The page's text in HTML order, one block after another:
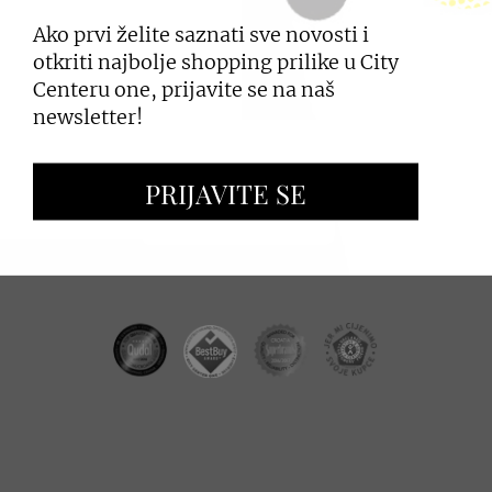
PRIJAVI SE
ZAKUP PROSTORA
OGLAŠAVANJE I PROMOCIJE
Ako prvi želite saznati sve novosti i
otkriti najbolje shopping prilike u City
Centeru one, prijavite se na naš
newsletter!
PRIJAVITE SE